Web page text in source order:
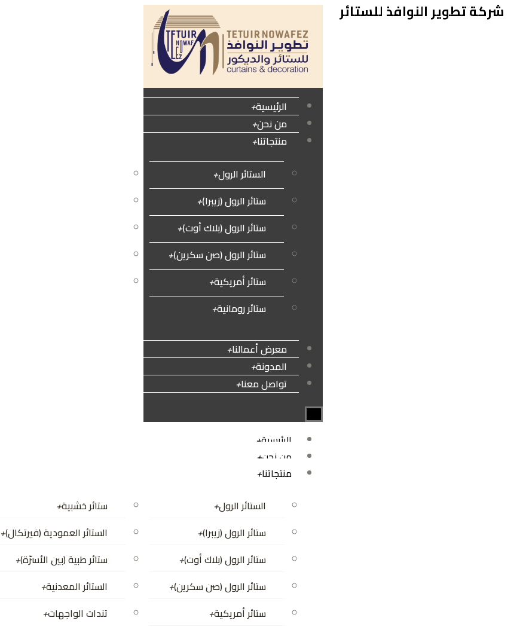
شركة تطوير النوافذ للستائر
الرئيسية+
من نحن+
منتجاتنا+
الستائر الرول+
ستائر الرول (زيبرا)+
ستائر الرول (بلاك أوت)+
ستائر الرول (صن سكرين)+
ستائر أمريكية+
ستائر رومانية+
معرض أعمالنا+
المدونة+
تواصل معنا+
الرئيسية+
من نحن+
منتجاتنا+
الستائر الرول+
ستائر الرول (زيبرا)+
ستائر الرول (بلاك أوت)+
ستائر الرول (صن سكرين)+
ستائر أمريكية+
ستائر خشبية+
الستائر العمودية (فيرتكال)+
ستائر طبية (بين الأسرّة)+
الستائر المعدنية+
تندات الواجهات+